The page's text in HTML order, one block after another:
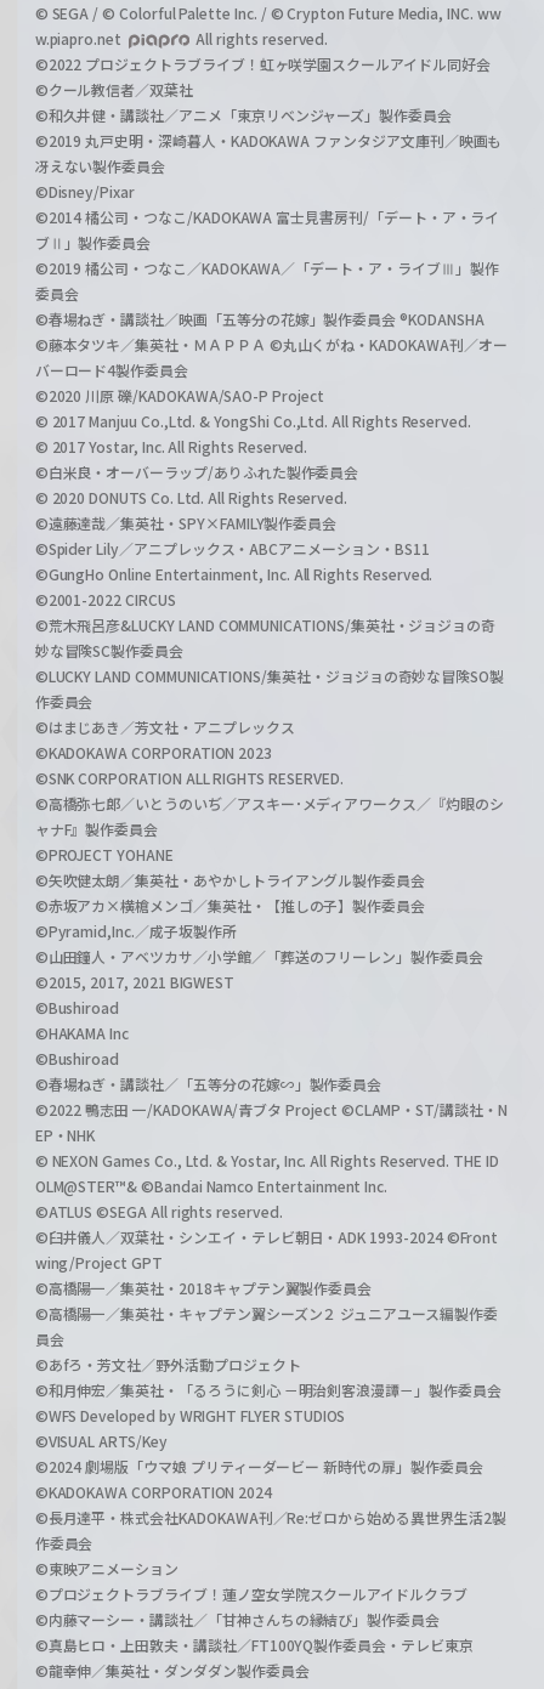
© SEGA / © Colorful Palette Inc. / © Crypton Future Media, INC. ww
w.piapro.net
All rights reserved.
©2022 プロジェクトラブライブ！虹ヶ咲学園スクールアイドル同好会
©クール教信者／双葉社
©和久井健・講談社／アニメ「東京リベンジャーズ」製作委員会
©2019 丸戸史明・深崎暮人・KADOKAWA ファンタジア文庫刊／映画も
冴えない製作委員会
©Disney/Pixar
©2014 橘公司・つなこ/KADOKAWA 富士見書房刊/「デート・ア・ライ
ブⅡ」製作委員会
©2019 橘公司・つなこ／KADOKAWA／「デート・ア・ライブⅢ」製作
委員会
©春場ねぎ・講談社／映画「五等分の花嫁」製作委員会 ®KODANSHA
©藤本タツキ／集英社・ＭＡＰＰＡ ©丸山くがね・KADOKAWA刊／オー
バーロード4製作委員会
©2020 川原 礫/KADOKAWA/SAO-P Project
© 2017 Manjuu Co.,Ltd. & YongShi Co.,Ltd. All Rights Reserved.
© 2017 Yostar, Inc. All Rights Reserved.
©白米良・オーバーラップ/ありふれた製作委員会
© 2020 DONUTS Co. Ltd. All Rights Reserved.
©遠藤達哉／集英社・SPY×FAMILY製作委員会
©Spider Lily／アニプレックス・ABCアニメーション・BS11
©GungHo Online Entertainment, Inc. All Rights Reserved.
©2001-2022 CIRCUS
©荒木飛呂彦&LUCKY LAND COMMUNICATIONS/集英社・ジョジョの奇
妙な冒険SC製作委員会
©LUCKY LAND COMMUNICATIONS/集英社・ジョジョの奇妙な冒険SO製
作委員会
©はまじあき／芳文社・アニプレックス
©KADOKAWA CORPORATION 2023
©SNK CORPORATION ALL RIGHTS RESERVED.
©高橋弥七郎／いとうのいぢ／アスキー･メディアワークス／『灼眼のシ
ャナF』製作委員会
©PROJECT YOHANE
©矢吹健太朗／集英社・あやかしトライアングル製作委員会
©赤坂アカ×横槍メンゴ／集英社・【推しの子】製作委員会
©Pyramid,Inc.／成子坂製作所
©山田鐘人・アベツカサ／小学館／「葬送のフリーレン」製作委員会
©2015, 2017, 2021 BIGWEST
©Bushiroad
©HAKAMA Inc
©Bushiroad
©春場ねぎ・講談社／「五等分の花嫁∽」製作委員会
©2022 鴨志田 一/KADOKAWA/青ブタ Project ©CLAMP・ST/講談社・N
EP・NHK
© NEXON Games Co., Ltd. & Yostar, Inc. All Rights Reserved. THE ID
OLM@STER™& ©Bandai Namco Entertainment Inc.
©ATLUS ©SEGA All rights reserved.
©臼井儀人／双葉社・シンエイ・テレビ朝日・ADK 1993-2024 ©Front
wing/Project GPT
©高橋陽一／集英社・2018キャプテン翼製作委員会
©高橋陽一／集英社・キャプテン翼シーズン２ ジュニアユース編製作委
員会
©あfろ・芳文社／野外活動プロジェクト
©和月伸宏／集英社・「るろうに剣心 －明治剣客浪漫譚－」製作委員会
©WFS Developed by WRIGHT FLYER STUDIOS
©VISUAL ARTS/Key
©2024 劇場版「ウマ娘 プリティーダービー 新時代の扉」製作委員会
©KADOKAWA CORPORATION 2024
©長月達平・株式会社KADOKAWA刊／Re:ゼロから始める異世界生活2製
作委員会
©東映アニメーション
©プロジェクトラブライブ！蓮ノ空女学院スクールアイドルクラブ
©内藤マーシー・講談社／「甘神さんちの縁結び」製作委員会
©真島ヒロ・上田敦夫・講談社／FT100YQ製作委員会・テレビ東京
©龍幸伸／集英社・ダンダダン製作委員会